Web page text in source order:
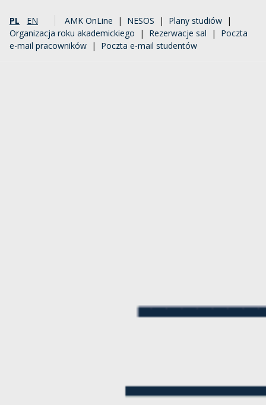
PL EN AMK OnLine | NESOS | Plany studiów |
Organizacja roku akademickiego | Rezerwacje sal | Poczta
e-mail pracowników | Poczta e-mail studentów